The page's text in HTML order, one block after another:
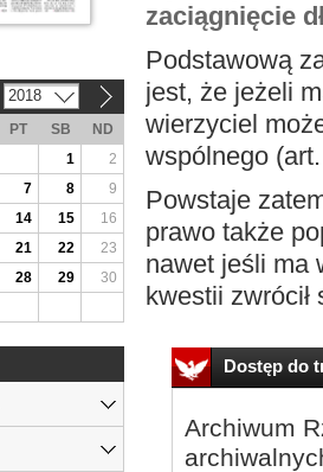
zaciągnięcie
Podstawową
jest, że jeżeli
wierzyciel
wspólnego
Powstaje
prawo także
nawet jeśli ma
kwestii zwrócił
Dostęp do
Archiwum
2018
PT SB
ND
1
2
7 8
9
14 15
16
21 22
23
28 29
30